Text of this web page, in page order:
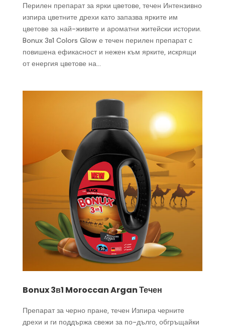
Перилен препарат за ярки цветове, течен Интензивно
изпира цветните дрехи като запазва ярките им
цветове за най-живите и ароматни житейски истории.
Bonux 3в1 Colors Glow е течен перилен препарат с
повишена ефикасност и нежен към ярките, искрящи
от енергия цветове на...
Bonux 3в1 Moroccan Argan Течен
Препарат за черно пране, течен Изпира черните
дрехи и ги поддържа свежи за по-дълго, обгръщайки